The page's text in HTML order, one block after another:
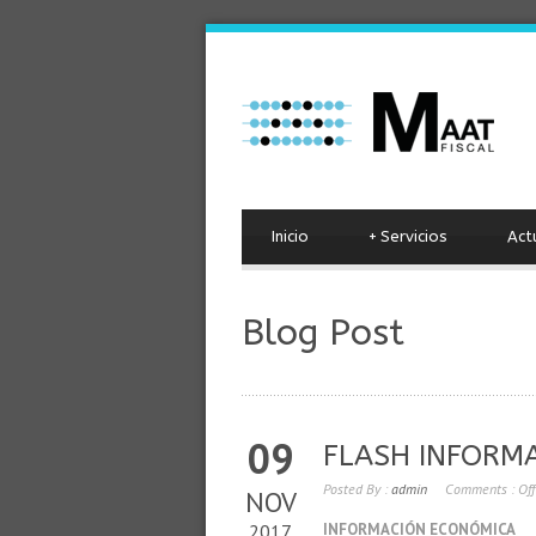
Inicio Servicios
+
Blog Post
09
NOV
2017
FLASH
Posted By : admin Comments : Off
INFORMACIÓN ECONÓMICA